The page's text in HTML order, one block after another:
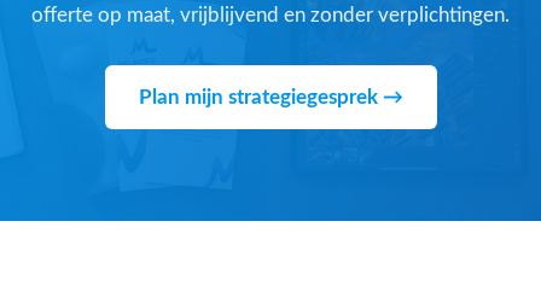
offerte op maat, vrijblijvend en zonder verplichtingen.
Plan mijn strategiegesprek →